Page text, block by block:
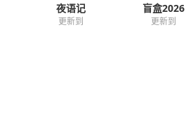
夜语记
更新到
盲盒2026
更新到